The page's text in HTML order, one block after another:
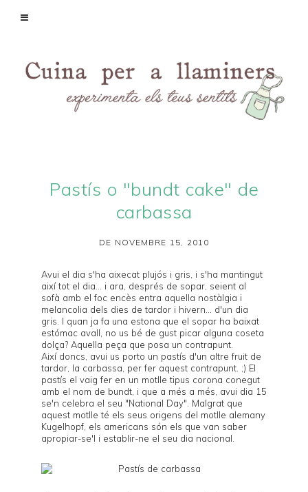
Pastís o "bundt cake" de
carbassa
DE NOVEMBRE 15, 2010
Avui el dia s'ha aixecat plujós i gris, i s'ha mantingut
així tot el dia... i ara, després de sopar, seient al
sofà amb el foc encès entra aquella nostàlgia i
melancolia dels dies de tardor i hivern... d'un dia
gris. I quan ja fa una estona que el sopar ha baixat
estómac avall, no us bé de gust picar alguna coseta
dolça? Aquella peça que posa un contrapunt.
Així doncs, avui us porto un pastís d'un altre fruit de
tardor, la carbassa, per fer aquest contrapunt. ;) El
pastís el vaig fer en un motlle tipus corona conegut
amb el nom de bundt , i que a més a més, avui dia 15
se'n celebra el seu "National Day". Malgrat que
aquest motlle té els seus origens del motlle alemany
Kugelhopf, els americans són els que van saber
apropiar-se'l i establir-ne el seu dia nacional.